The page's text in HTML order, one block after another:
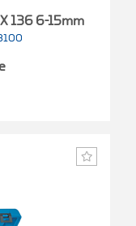
136 6-15mm